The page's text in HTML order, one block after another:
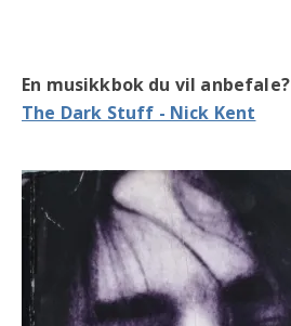
En musikkbok du vil anbefale?
The Dark Stuff - Nick Kent